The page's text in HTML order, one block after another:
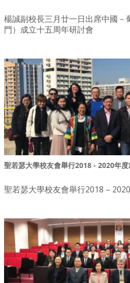
楊誠副校長三月廿一日出席中國－
門）成立十五周年研討會
聖若瑟大學校友會舉行2018 - 2020年
聖若瑟大學校友會舉行2018 –